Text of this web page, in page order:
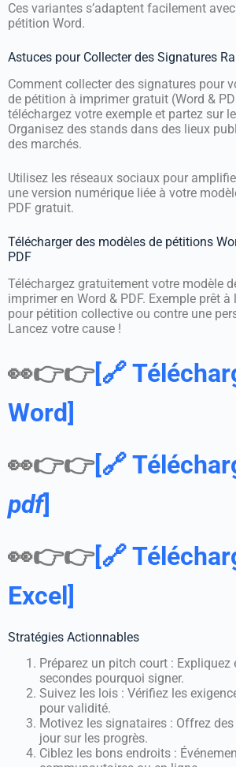
Ces variantes s’adaptent facilement
pétition Word.
Astuces pour Collecter des Signatures
Comment collecter des signatures pour
de pétition à imprimer gratuit (Word &
téléchargez votre exemple et partez sur
Organisez des stands dans des lieux
des marchés.
Utilisez les réseaux sociaux pour
une version numérique liée à votre
PDF gratuit.
Télécharger des modèles de pétitions
PDF
Téléchargez gratuitement votre modèle
imprimer en Word & PDF. Exemple prêt à
pour pétition collective ou contre une
Lancez votre cause !
👀👉👉[🔗
Word]
👀👉👉[🔗
pdf]
👀👉👉[🔗
Excel]
Stratégies Actionnables
Préparez un pitch court : Expliquez
secondes pourquoi signer.
Suivez les lois : Vérifiez les
pour validité.
Motivez les signataires : Offrez
jour sur les progrès.
Ciblez les bons endroits :